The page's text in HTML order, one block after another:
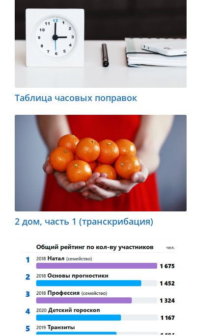
Таблица часовых поправок
2 дом, часть 1 (транскрибация)